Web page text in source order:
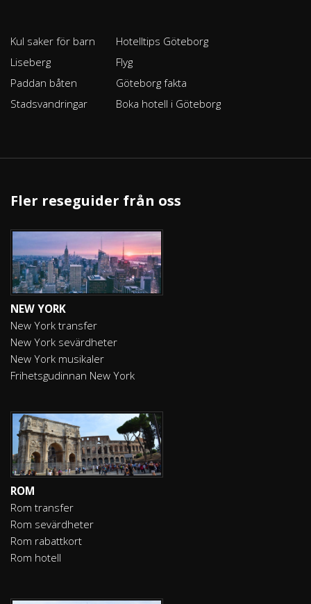
Kul saker för barn
Liseberg
Paddan båten
Stadsvandringar
Hotelltips Göteborg
Flyg
Göteborg fakta
Boka hotell i Göteborg
Fler reseguider från oss
NEW YORK
New York transfer
New York sevärdheter
New York musikaler
Frihetsgudinnan New York
ROM
Rom transfer
Rom sevärdheter
Rom rabattkort
Rom hotell